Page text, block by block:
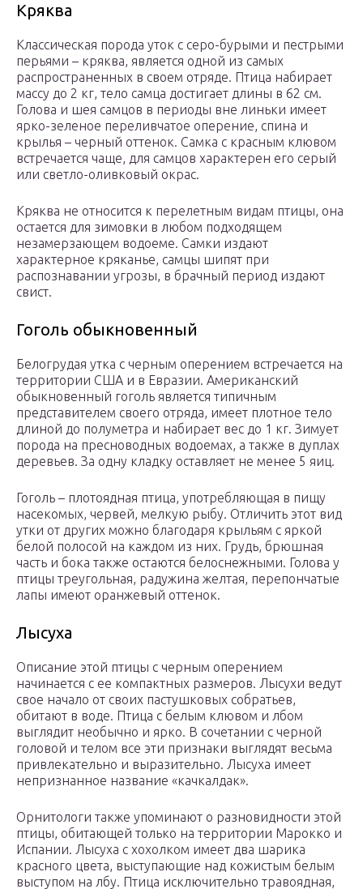
Кряква
Классическая порода уток с серо-бурыми и пестрыми
перьями – кряква, является одной из самых
распространенных в своем отряде. Птица набирает
массу до 2 кг, тело самца достигает длины в 62 см.
Голова и шея самцов в периоды вне линьки имеет
ярко-зеленое переливчатое оперение, спина и
крылья – черный оттенок. Самка с красным клювом
встречается чаще, для самцов характерен его серый
или светло-оливковый окрас.
Кряква не относится к перелетным видам птицы, она
остается для зимовки в любом подходящем
незамерзающем водоеме. Самки издают
характерное кряканье, самцы шипят при
распознавании угрозы, в брачный период издают
свист.
Гоголь обыкновенный
Белогрудая утка с черным оперением встречается на
территории США и в Евразии. Американский
обыкновенный гоголь является типичным
представителем своего отряда, имеет плотное тело
длиной до полуметра и набирает вес до 1 кг. Зимует
порода на пресноводных водоемах, а также в дуплах
деревьев. За одну кладку оставляет не менее 5 яиц.
Гоголь – плотоядная птица, употребляющая в пищу
насекомых, червей, мелкую рыбу. Отличить этот вид
утки от других можно благодаря крыльям с яркой
белой полосой на каждом из них. Грудь, брюшная
часть и бока также остаются белоснежными. Голова у
птицы треугольная, радужина желтая, перепончатые
лапы имеют оранжевый оттенок.
Лысуха
Описание этой птицы с черным оперением
начинается с ее компактных размеров. Лысухи ведут
свое начало от своих пастушковых собратьев,
обитают в воде. Птица с белым клювом и лбом
выглядит необычно и ярко. В сочетании с черной
головой и телом все эти признаки выглядят весьма
привлекательно и выразительно. Лысуха имеет
непризнанное название «качкалдак».
Орнитологи также упоминают о разновидности этой
птицы, обитающей только на территории Марокко и
Испании. Лысуха с хохолком имеет два шарика
красного цвета, выступающие над кожистым белым
выступом на лбу. Птица исключительно травоядная,